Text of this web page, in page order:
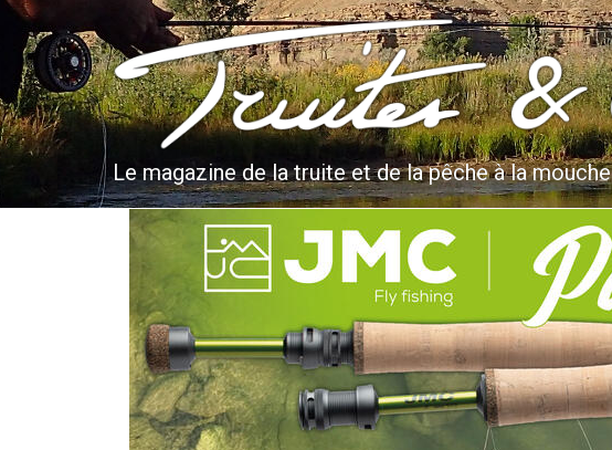
Aller
contenu
principal
Truites & Cie
Le magazine de la truite et de la pêche à la mouche